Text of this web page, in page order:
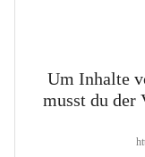
Um Inhalte
musst du der